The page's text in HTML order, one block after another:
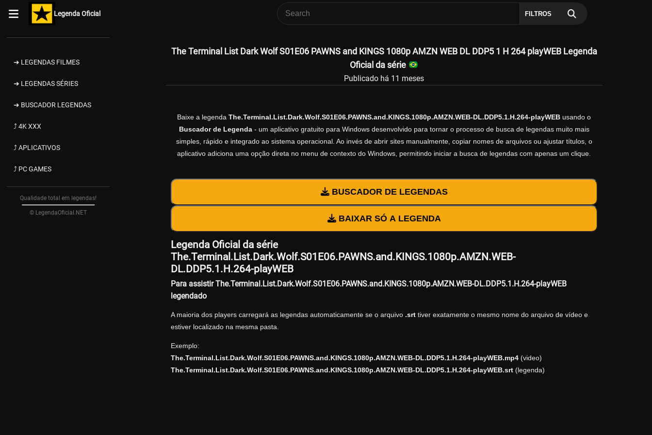
Legenda Oficial FILTROS
➔ LEGENDAS FILMES
➔ LEGENDAS SÉRIES
➔ BUSCADOR LEGENDAS
⤴ 4K XXX
⤴ APLICATIVOS
⤴ PC GAMES
Qualidade total em legendas!
© LegendaOficial.NET
The Terminal List Dark Wolf S01E06 PAWNS and KINGS 1080p AMZN WEB DL DDP5 1 H 264 playWEB Legenda
Oficial da série
Publicado há 11 meses
Baixe a legenda The.Terminal.List.Dark.Wolf.S01E06.PAWNS.and.KINGS.1080p.AMZN.WEB-DL.DDP5.1.H.264-playWEB usando o
Buscador de Legenda- um aplicativo gratuito para Windows desenvolvido para tornar o processo de busca de legendas muito mais
simples, rápido e integrado ao sistema operacional. Ao invés de abrir sites manualmente, copiar nomes de arquivos ou ajustar títulos, o
aplicativo adiciona uma opção direta no menu de contexto do Windows, permitindo iniciar a busca de legendas com apenas um clique.
BUSCADOR DE LEGENDAS
BAIXAR SÓ A LEGENDA
Legenda Oficial da série
The.Terminal.List.Dark.Wolf.S01E06.PAWNS.and.KINGS.1080p.AMZN.WEB-
DL.DDP5.1.H.264-playWEB
Para assistir The.Terminal.List.Dark.Wolf.S01E06.PAWNS.and.KINGS.1080p.AMZN.WEB-DL.DDP5.1.H.264-playWEB
legendado
A maioria dos players carregará as legendas automaticamente se o arquivo .srttiver exatamente o mesmo nome do arquivo de vídeo e
estiver localizado na mesma pasta.
Exemplo:
The.Terminal.List.Dark.Wolf.S01E06.PAWNS.and.KINGS.1080p.AMZN.WEB-DL.DDP5.1.H.264-playWEB.mp4(video)
The.Terminal.List.Dark.Wolf.S01E06.PAWNS.and.KINGS.1080p.AMZN.WEB-DL.DDP5.1.H.264-playWEB.srt(legenda)